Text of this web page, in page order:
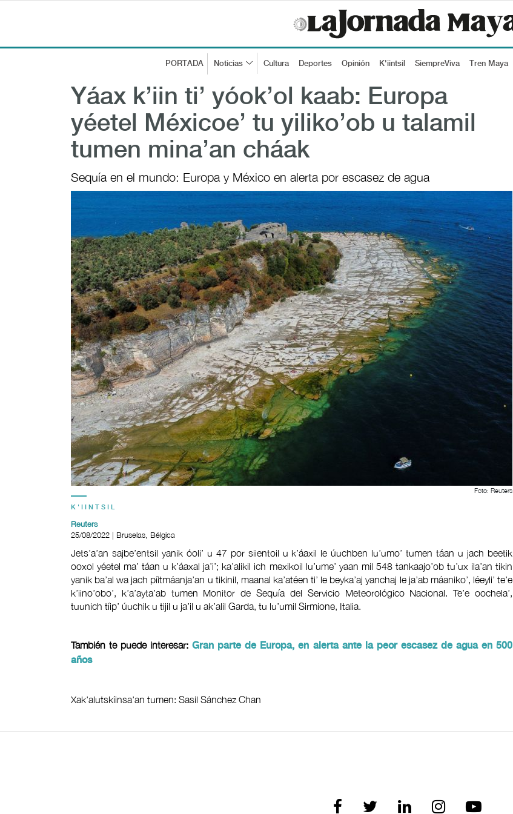
PORTADA Noticias Cultura Deportes Opinión K'iintsil SiempreViva Tren Maya
Yáax k’iin ti’ yóok’ol kaab: Europa
yéetel Méxicoe’ tu yiliko’ob u talamil
tumen mina’an cháak
Sequía en el mundo: Europa y México en alerta por escasez de agua
Foto: Reuters
K'IINTSIL
Reuters
25/08/2022 | Bruselas, Bélgica
Jets’a’an sajbe’entsil yanik óoli’ u 47 por siientoil u k’áaxil le úuchben lu’umo’ tumen táan u jach beetik
ooxol yéetel ma’ táan u k’áaxal ja’i’; ka’alikil ich mexikoil lu’ume’ yaan mil 548 tankaajo’ob tu’ux ila’an tikin
yanik ba’al wa jach píitmáanja’an u tikinil, maanal ka’atéen ti’ le beyka’aj yanchaj le ja’ab máaniko’, léeyli’ te’e
k’iino’obo’, k’a’ayta’ab tumen Monitor de Sequía del Servicio Meteorológico Nacional. Te’e oochela’,
tuunich tíip’ úuchik u tijil u ja’il u ak’alil Garda, tu lu’umil Sirmione, Italia.
También te puede interesar:Gran parte de Europa, en alerta ante la peor escasez de agua en 500
años
Xak'alutskíinsa'an tumen: Sasil Sánchez Chan